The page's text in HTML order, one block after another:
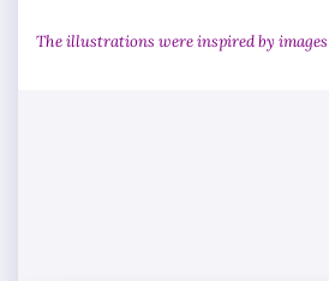
The illustrations were inspired by